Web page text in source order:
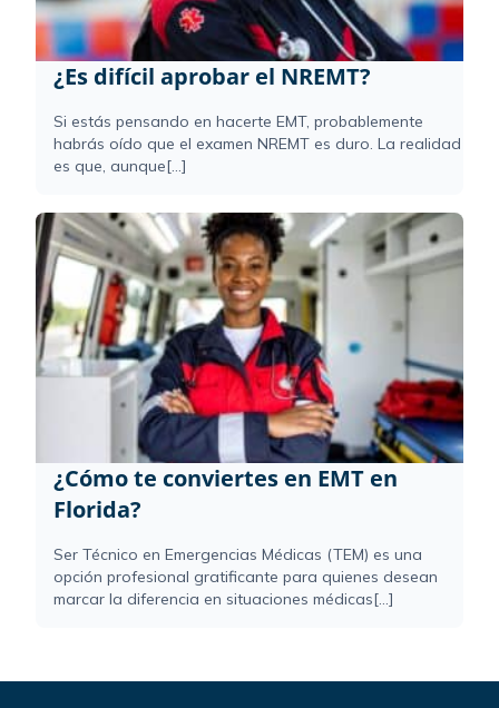
¿Es difícil aprobar el NREMT?
Si estás pensando en hacerte EMT, probablemente
habrás oído que el examen NREMT es duro. La realidad
es que, aunque[...]
¿Cómo te conviertes en EMT en
Florida?
Ser Técnico en Emergencias Médicas (TEM) es una
opción profesional gratificante para quienes desean
marcar la diferencia en situaciones médicas[...]